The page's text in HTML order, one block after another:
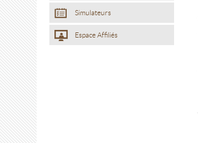
Simulateurs
Espace Affiliés